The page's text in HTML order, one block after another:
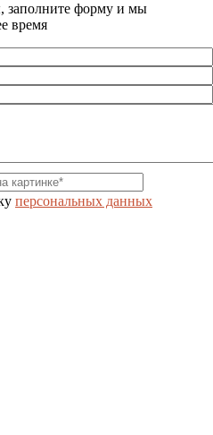
заполните форму и мы
время
персональных данных